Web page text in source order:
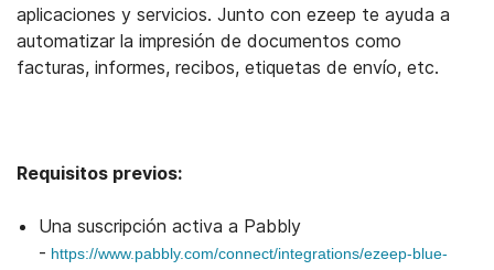
aplicaciones y servicios. Junto con ezeep te ayuda a
automatizar la impresión de documentos como
facturas, informes, recibos, etiquetas de envío, etc.
Requisitos previos:
Una suscripción activa a Pabbly
- https://www.pabbly.com/connect/integrations/ezeep-blue-